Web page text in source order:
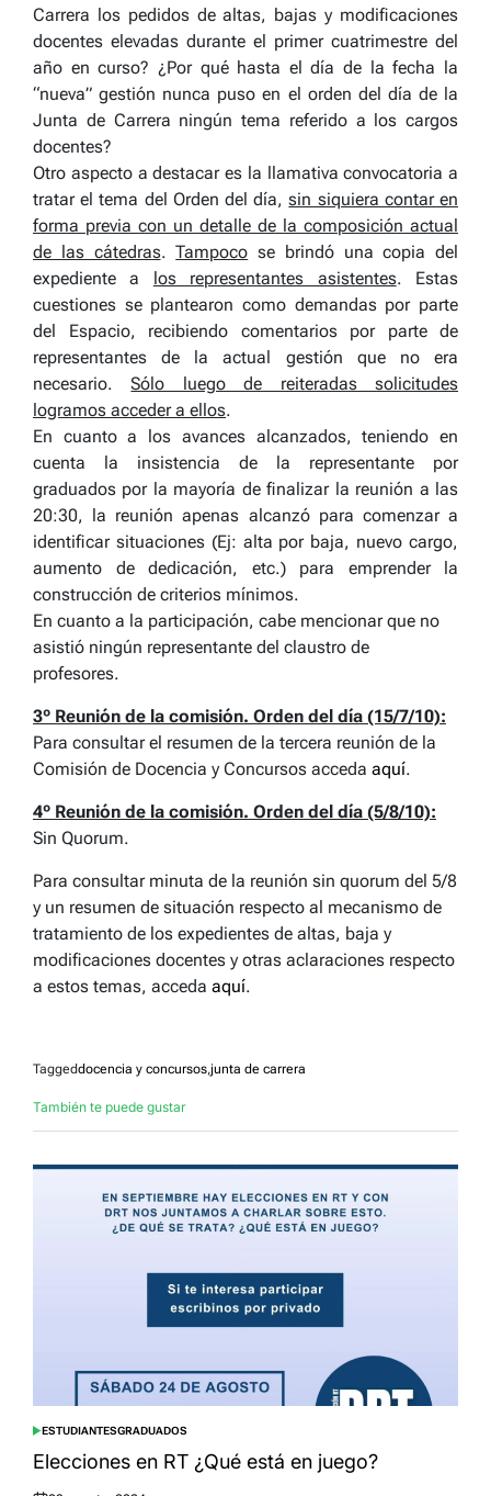
Carrera los pedidos de altas, bajas y modificaciones
docentes elevadas durante el primer cuatrimestre del
año en curso? ¿Por qué hasta el día de la fecha la
“nueva” gestión nunca puso en el orden del día de la
Junta de Carrera ningún tema referido a los cargos
docentes?
Otro aspecto a destacar es la llamativa convocatoria a
tratar el tema del Orden del día,sin siquiera contar en
forma previa con un detalle de la composición actual
de las cátedras.Tampoco se brindó una copia del
expediente a los representantes asistentes. Estas
cuestiones se plantearon como demandas por parte
del Espacio, recibiendo comentarios por parte de
representantes de la actual gestión que no era
necesario.Sólo luego de reiteradas solicitudes
logramos acceder a ellos.
En cuanto a los avances alcanzados, teniendo en
cuenta la insistencia de la representante por
graduados por la mayoría de finalizar la reunión a las
20:30, la reunión apenas alcanzó para comenzar a
identificar situaciones (Ej: alta por baja, nuevo cargo,
aumento de dedicación, etc.) para emprender la
construcción de criterios mínimos.
En cuanto a la participación, cabe mencionar que no
asistió ningún representante del claustro de
profesores.
3º Reunión de la comisión. Orden del día (15/7/10):
Para consultar el resumen de la tercera reunión de la
Comisión de Docencia y Concursos acceda aquí.
4º Reunión de la comisión. Orden del día (5/8/10):
Sin Quorum.
Para consultar minuta de la reunión sin quorum del 5/8
y un resumen de situación respecto al mecanismo de
tratamiento de los expedientes de altas, baja y
modificaciones docentes y otras aclaraciones respecto
a estos temas, acceda aquí.
Taggeddocencia y concursos,junta de carrera
También te puede gustar
POSTED
IN
ESTUDIANTESGRADUADOS
Elecciones en RT ¿Qué está en juego?